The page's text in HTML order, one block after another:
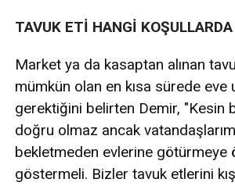
TAVUK ETİ HANGİ
Market ya da kasaptan alınan
mümkün olan en kısa sürede eve
gerektiğini belirten Demir, "Kesin
doğru olmaz ancak
bekletmeden evlerine götürmeye
göstermeli. Bizler tavuk etlerini